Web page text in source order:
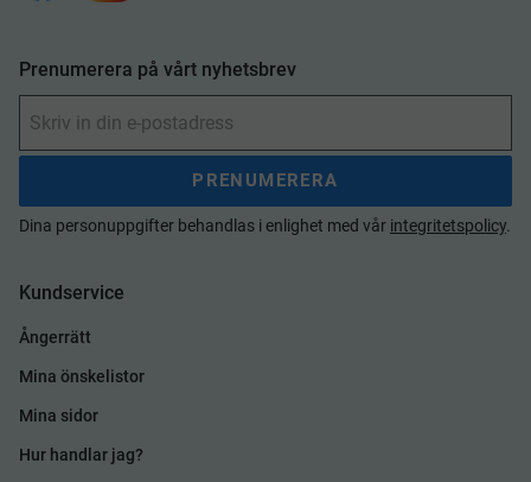
Prenumerera på vårt nyhetsbrev
PRENUMERERA
Dina personuppgifter behandlas i enlighet med vår integritetspolicy.
Kundservice
Ångerrätt
Mina önskelistor
Mina sidor
Hur handlar jag?